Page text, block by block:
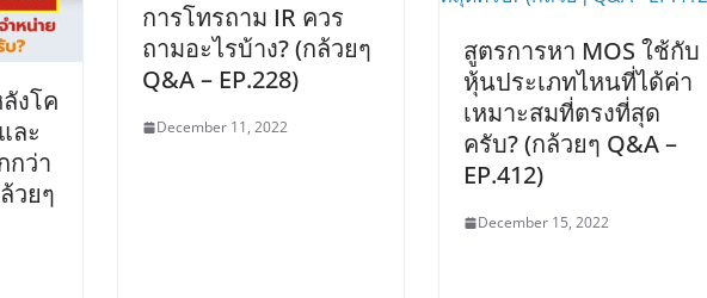
งโค
ละ
กว่า
วยๆ
การโทรถาม IR ควร
ถามอะไรบ้าง? (กล้วยๆ
Q&A – EP.228)
December 11, 2022
สูตรการหา MOS ใช้กับ
หุ้นประเภทไหนที่ได้ค่า
เหมาะสมที่ตรงที่สุด
ครับ? (กล้วยๆ Q&A –
EP.412)
December 15, 2022